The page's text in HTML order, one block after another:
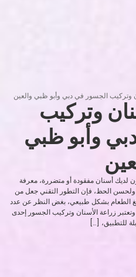
وتركيب الجسور في دبي وأبو ظبي والعين
وتركيب
وأبو ظبي
لديك أسنان مفقودة أو متضررة، معرفة
ولحسن الحظ، فإن التطور التقني جعل من
الطعام بشكل طبيعي، بغض النظر عن عدد
وتعتبر زراعة الأسنان وتركيب الجسور إحدى
للتطبيق، […]